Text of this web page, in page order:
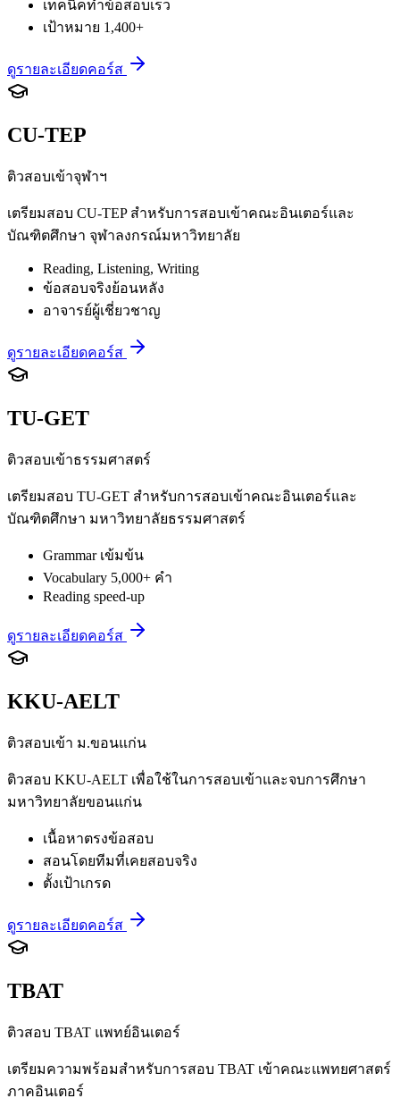
เทคนิคทำข้อสอบเร็ว
เป้าหมาย 1,400+
ดูรายละเอียดคอร์ส
CU-TEP
ติวสอบเข้าจุฬาฯ
เตรียมสอบ CU-TEP สำหรับการสอบเข้าคณะอินเตอร์และ
บัณฑิตศึกษา จุฬาลงกรณ์มหาวิทยาลัย
Reading, Listening, Writing
ข้อสอบจริงย้อนหลัง
อาจารย์ผู้เชี่ยวชาญ
ดูรายละเอียดคอร์ส
TU-GET
ติวสอบเข้าธรรมศาสตร์
เตรียมสอบ TU-GET สำหรับการสอบเข้าคณะอินเตอร์และ
บัณฑิตศึกษา มหาวิทยาลัยธรรมศาสตร์
Grammar เข้มข้น
Vocabulary 5,000+ คำ
Reading speed-up
ดูรายละเอียดคอร์ส
KKU-AELT
ติวสอบเข้า ม.ขอนแก่น
ติวสอบ KKU-AELT เพื่อใช้ในการสอบเข้าและจบการศึกษา
มหาวิทยาลัยขอนแก่น
เนื้อหาตรงข้อสอบ
สอนโดยทีมที่เคยสอบจริง
ตั้งเป้าเกรด
ดูรายละเอียดคอร์ส
TBAT
ติวสอบ TBAT แพทย์อินเตอร์
เตรียมความพร้อมสำหรับการสอบ TBAT เข้าคณะแพทยศาสตร์
ภาคอินเตอร์